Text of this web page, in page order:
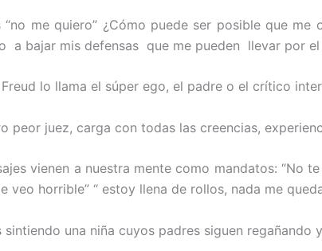
“no me quiero” ¿Cómo puede ser posible que
a bajar mis defensas que me pueden llevar por
lo llama el súper ego, el padre o el crítico
peor juez, carga con todas las creencias,
vienen a nuestra mente como mandatos: “No
veo horrible” “ estoy llena de rollos, nada me
sintiendo una niña cuyos padres siguen